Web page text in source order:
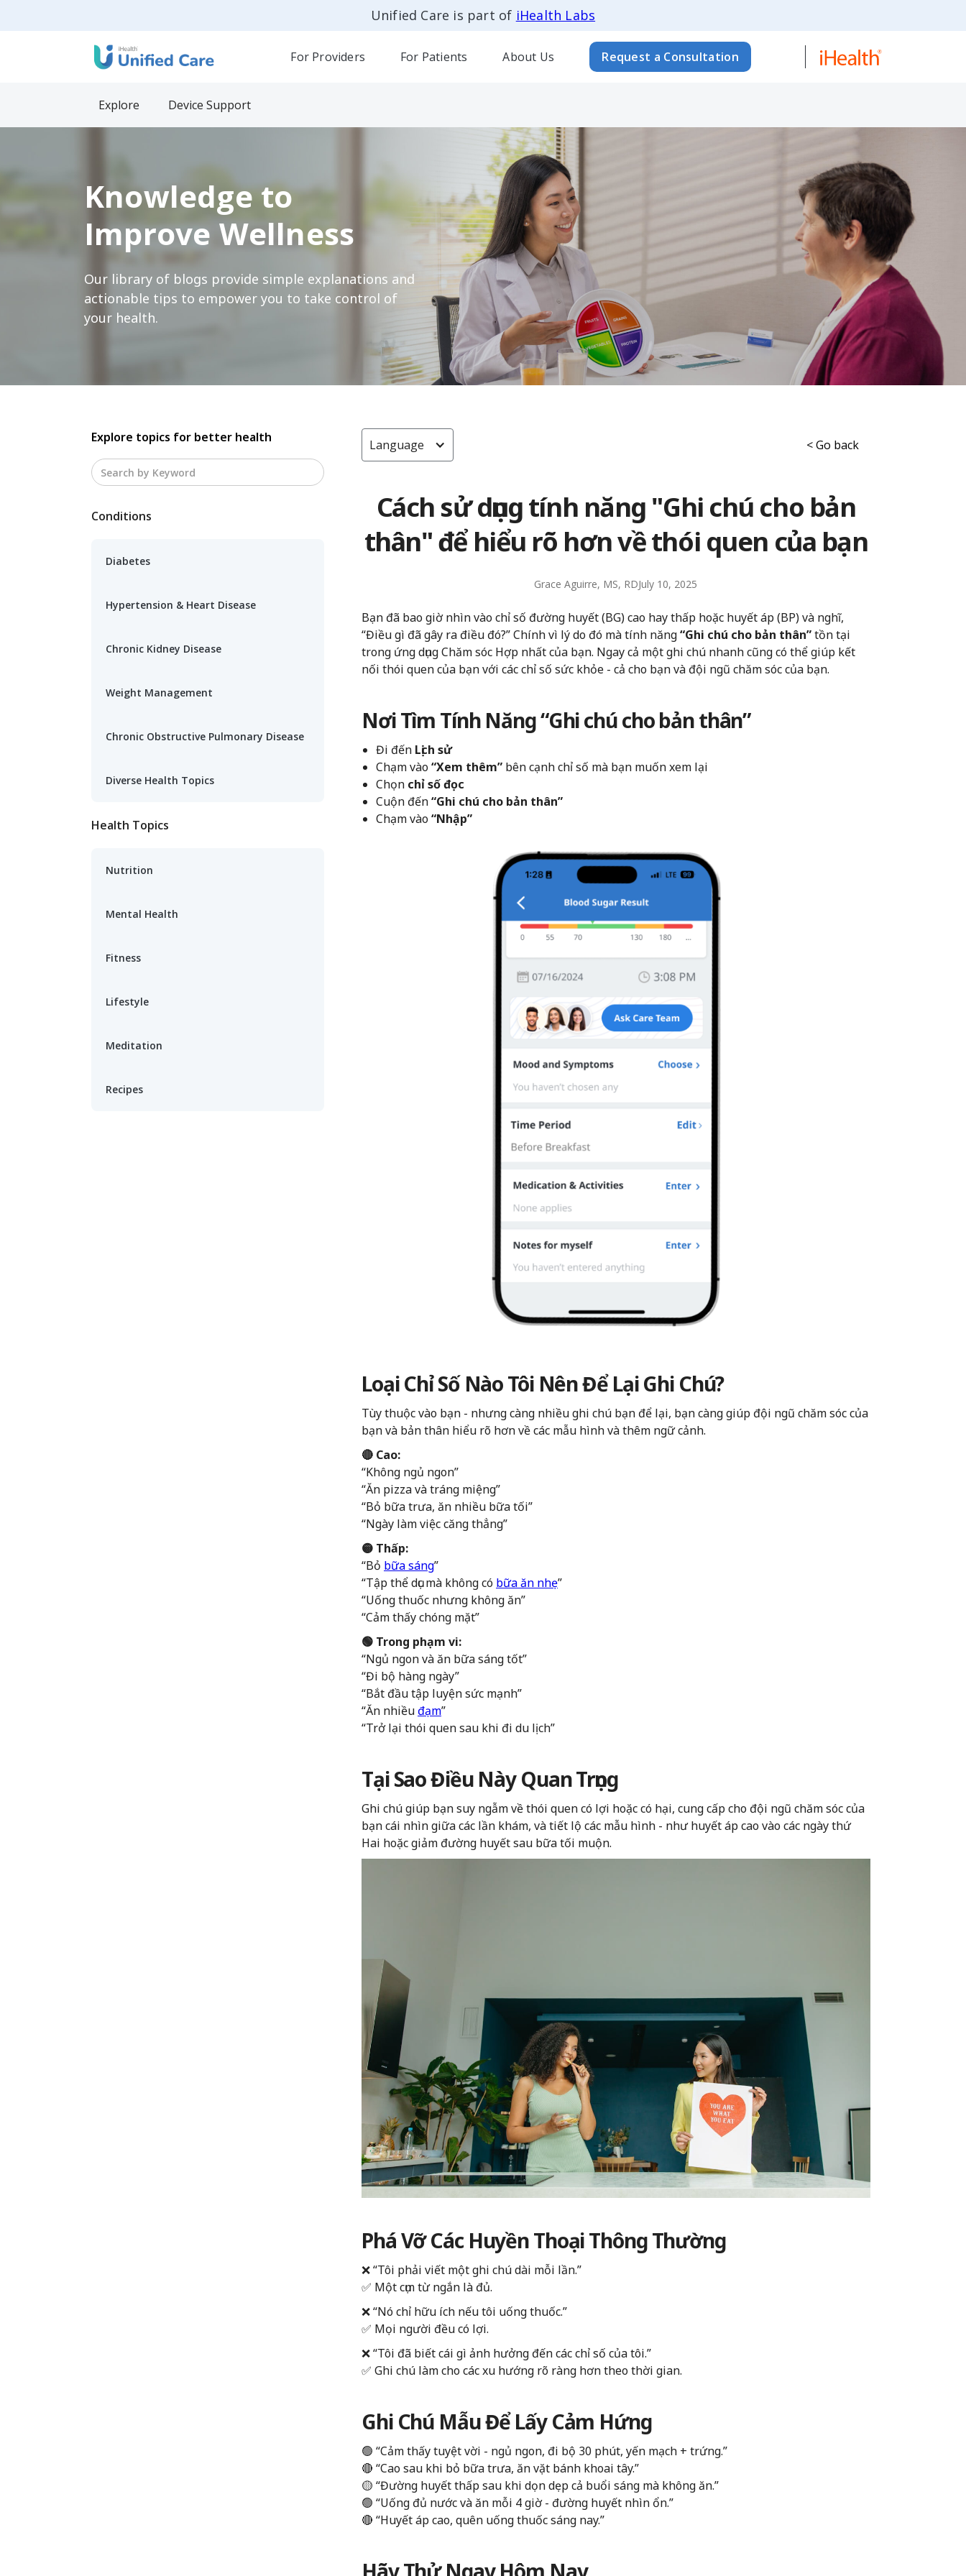
Unified Care is part of iHealth Labs
For Providers For Patients About Us Request a Consultation
Explore Device Support
Knowledge to
Improve Wellness
Our library of blogs provide simple explanations and
actionable tips to empower you to take control of
your health.
Explore topics for better health
Conditions
Diabetes
Hypertension & Heart Disease
Chronic Kidney Disease
Weight Management
Chronic Obstructive Pulmonary Disease
Diverse Health Topics
Health Topics
Nutrition
Mental Health
Fitness
Lifestyle
Meditation
Recipes
Language < Go back
Cách sử dụng tính năng "Ghi chú cho bản
thân" để hiểu rõ hơn về thói quen của bạn
Grace Aguirre, MS, RDJuly 10, 2025
Bạn đã bao giờ nhìn vào chỉ số đường huyết (BG) cao hay thấp hoặc huyết áp (BP) và nghĩ,
“Điều gì đã gây ra điều đó?” Chính vì lý do đó mà tính năng“Ghi chú cho bản thân”tồn tại
trong ứng dụng Chăm sóc Hợp nhất của bạn. Ngay cả một ghi chú nhanh cũng có thể giúp kết
nối thói quen của bạn với các chỉ số sức khỏe - cả cho bạn và đội ngũ chăm sóc của bạn.
Nơi Tìm Tính Năng “Ghi chú cho bản thân”
Đi đến Lịch sử
Chạm vào“Xem thêm”bên cạnh chỉ số mà bạn muốn xem lại
Chọn chỉ số đọc
Cuộn đến“Ghi chú cho bản thân”
Chạm vào“Nhập”
Loại Chỉ Số Nào Tôi Nên Để Lại Ghi Chú?
Tùy thuộc vào bạn - nhưng càng nhiều ghi chú bạn để lại, bạn càng giúp đội ngũ chăm sóc của
bạn và bản thân hiểu rõ hơn về các mẫu hình và thêm ngữ cảnh.
🔴 Cao:
“Không ngủ ngon”
“Ăn pizza và tráng miệng”
“Bỏ bữa trưa, ăn nhiều bữa tối”
“Ngày làm việc căng thẳng”
🟡 Thấp:
“Bỏ bữa sáng”
“Tập thể dục mà không có bữa ăn nhẹ”
“Uống thuốc nhưng không ăn”
“Cảm thấy chóng mặt”
🟢 Trong phạm vi:
“Ngủ ngon và ăn bữa sáng tốt”
“Đi bộ hàng ngày”
“Bắt đầu tập luyện sức mạnh”
“Ăn nhiềuđạm”
“Trở lại thói quen sau khi đi du lịch”
Tại Sao Điều Này Quan Trọng
Ghi chú giúp bạn suy ngẫm về thói quen có lợi hoặc có hại, cung cấp cho đội ngũ chăm sóc của
bạn cái nhìn giữa các lần khám, và tiết lộ các mẫu hình - như huyết áp cao vào các ngày thứ
Hai hoặc giảm đường huyết sau bữa tối muộn.
Phá Vỡ Các Huyền Thoại Thông Thường
❌ “Tôi phải viết một ghi chú dài mỗi lần.”
✅ Một cụm từ ngắn là đủ.
❌ “Nó chỉ hữu ích nếu tôi uống thuốc.”
✅ Mọi người đều có lợi.
❌ “Tôi đã biết cái gì ảnh hưởng đến các chỉ số của tôi.”
✅ Ghi chú làm cho các xu hướng rõ ràng hơn theo thời gian.
Ghi Chú Mẫu Để Lấy Cảm Hứng
🟢 “Cảm thấy tuyệt vời - ngủ ngon, đi bộ 30 phút, yến mạch + trứng.”
🔴 “Cao sau khi bỏ bữa trưa, ăn vặt bánh khoai tây.”
🟡 “Đường huyết thấp sau khi dọn dẹp cả buổi sáng mà không ăn.”
🟢 “Uống đủ nước và ăn mỗi 4 giờ - đường huyết nhìn ổn.”
🔴 “Huyết áp cao, quên uống thuốc sáng nay.”